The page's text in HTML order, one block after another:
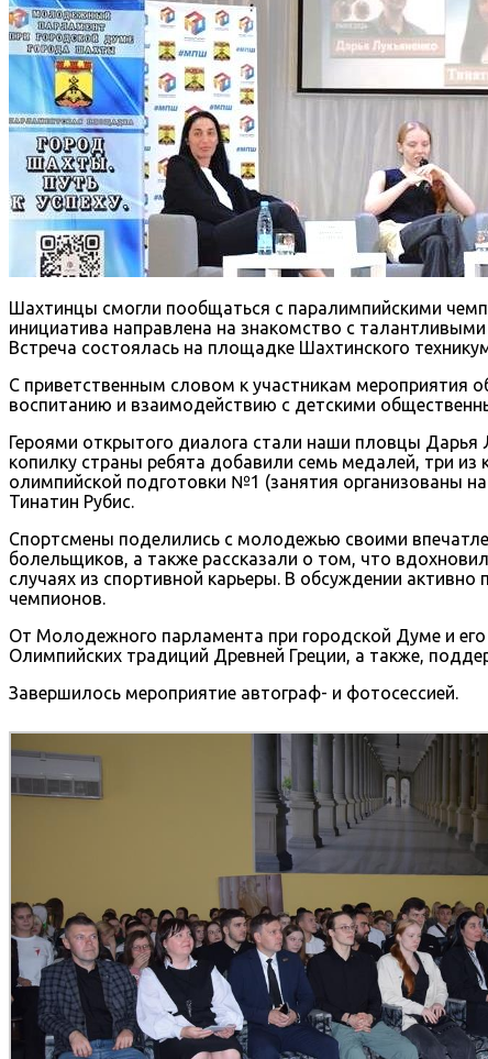
Шахтинцы смогли пообщаться с паралимпийскими
инициатива направлена на знакомство с
Встреча состоялась на площадке Шахтинского
С приветственным словом к участникам мероприятия
воспитанию и взаимодействию с детскими
Героями открытого диалога стали наши пловцы
копилку страны ребята добавили семь медалей, три
олимпийской подготовки №1 (занятия организованы
Тинатин Рубис.
Спортсмены поделились с молодежью своими
болельщиков, а также рассказали о том, что
случаях из спортивной карьеры. В обсуждении
чемпионов.
От Молодежного парламента при городской Думе и
Олимпийских традиций Древней Греции, а также,
Завершилось мероприятие автограф- и фотосессией.